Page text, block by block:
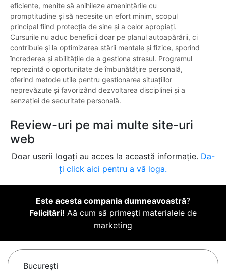
eficiente, menite să anihileze amenințările cu
promptitudine și să necesite un efort minim, scopul
principal fiind protecția de sine și a celor apropiați.
Cursurile nu aduc beneficii doar pe planul autoapărării, ci
contribuie și la optimizarea stării mentale și fizice, sporind
încrederea și abilitățile de a gestiona stresul. Programul
reprezintă o oportunitate de îmbunătățire personală,
oferind metode utile pentru gestionarea situațiilor
neprevăzute și favorizând dezvoltarea disciplinei și a
senzației de securitate personală.
Review-uri pe mai multe site-uri
web
Doar userii logați au acces la această informație. Da-
ți click aici pentru a vă loga.
Este acesta compania dumneavoastră?
Felicitări! Aă cum să primești materialele de
marketing
Bucureşti